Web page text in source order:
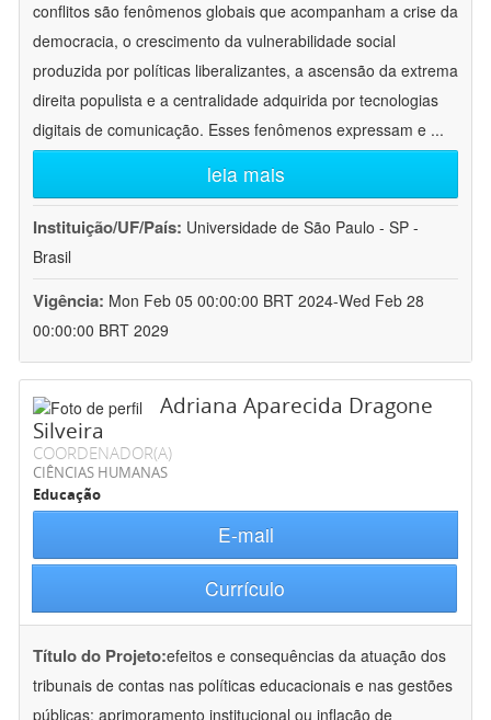
conflitos são fenômenos globais que acompanham a crise da
democracia, o crescimento da vulnerabilidade social
produzida por políticas liberalizantes, a ascensão da extrema
direita populista e a centralidade adquirida por tecnologias
digitais de comunicação. Esses fenômenos expressam e ...
leia mais
Instituição/UF/País: Universidade de São Paulo - SP -
Brasil
Vigência: Mon Feb 05 00:00:00 BRT 2024-Wed Feb 28
00:00:00 BRT 2029
Adriana Aparecida Dragone
Silveira
COORDENADOR(A)
CIÊNCIAS HUMANAS
Educação
E-mail
Currículo
Título do Projeto:efeitos e consequências da atuação dos
tribunais de contas nas políticas educacionais e nas gestões
públicas: aprimoramento institucional ou inflação de